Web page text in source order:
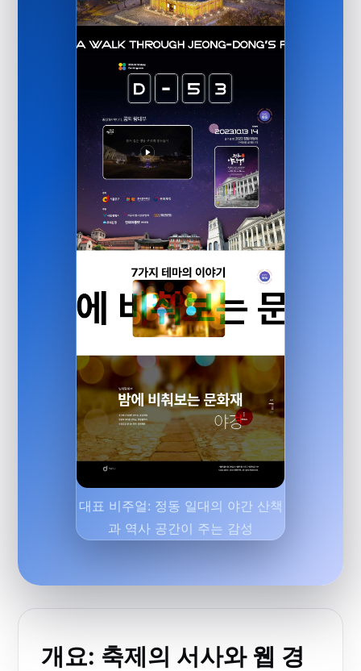
대표 비주얼: 정동 일대의 야간 산책
과 역사 공간이 주는 감성
개요: 축제의 서사와 웹 경